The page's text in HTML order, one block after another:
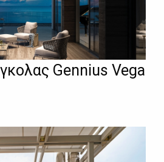
Gennius Vega